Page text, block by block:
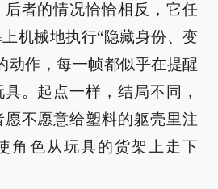
者的情况恰恰相反，它任
机械地执行“隐藏身份、变
动作，每一帧都似乎在提醒
。起点一样，结局不同，
愿不愿意给塑料的躯壳里注
角色从玩具的货架上走下